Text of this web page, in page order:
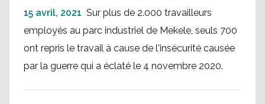
15 avril, 2021 Sur plus de 2.000 travailleurs
employés au parc industriel de Mekele, seuls 700
ont repris le travail à cause de l'insécurité causée
par la guerre qui a éclaté le 4 novembre 2020.